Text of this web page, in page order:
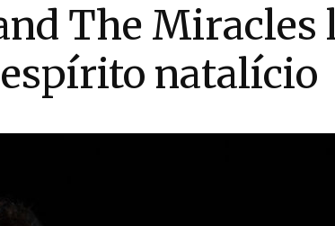
The Miracles
espírito natalício